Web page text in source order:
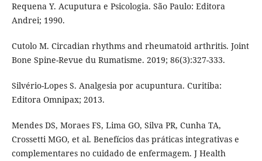
Requena Y. Acuputura e Psicologia. São Paulo: Editora
Andrei; 1990.
Cutolo M. Circadian rhythms and rheumatoid arthritis. Joint
Bone Spine-Revue du Rumatisme. 2019; 86(3):327-333.
Silvério-Lopes S. Analgesia por acupuntura. Curitiba:
Editora Omnipax; 2013.
Mendes DS, Moraes FS, Lima GO, Silva PR, Cunha TA,
Crossetti MGO, et al. Benefícios das práticas integrativas e
complementares no cuidado de enfermagem. J Health